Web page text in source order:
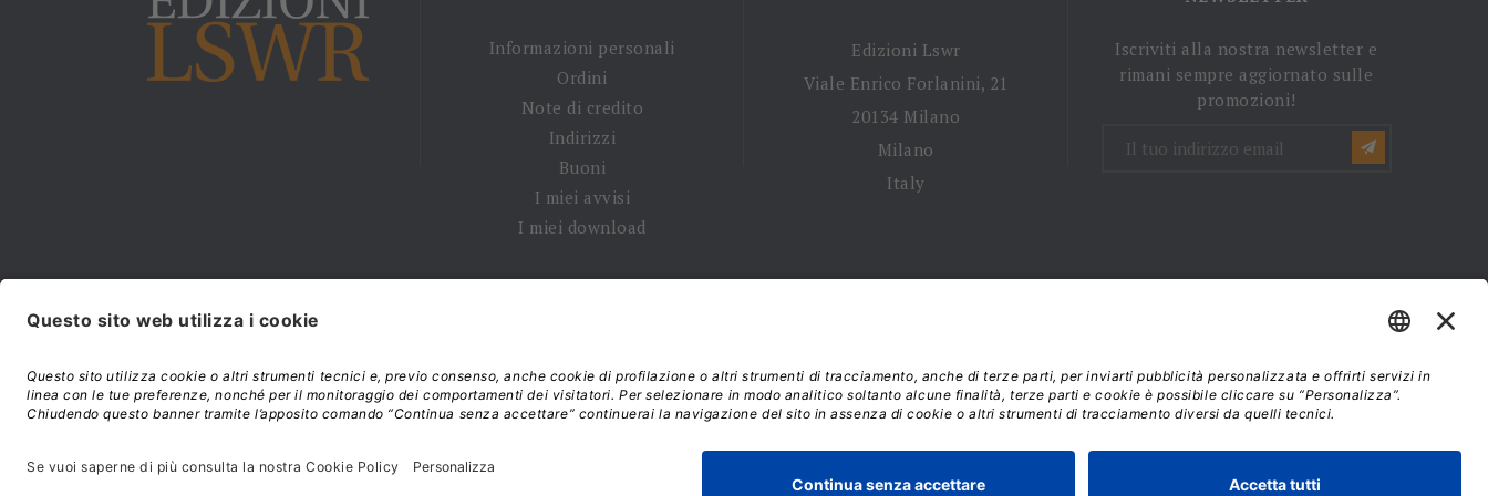
Informazioni personali
Ordini
Note di credito
Indirizzi
Buoni
I miei avvisi
I miei download
Edizioni Lswr
Viale Enrico Forlanini, 21
20134 Milano
Milano
Italy
Iscriviti alla nostra newsletter e
rimani sempre aggiornato sulle
promozioni!
© 2026 - La Tribuna S.r.l. | P.IVA 01702840180 | C.F. 01107460337
Responsabile della Protezione dei Dati: dpo@lswr.it
Viale Enrico Forlanini, 21 - 20134 Milano (MI)